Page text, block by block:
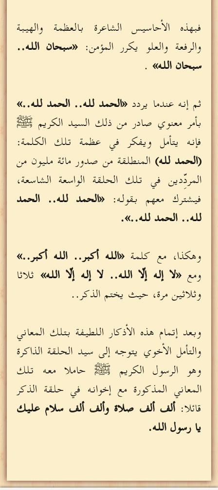
فبهذه الأحاسيس الشاعرة بالعظمة والهيبة
والرفعة والعلو يكرر المؤمن:«سبحان الله..
سبحان الله» .
ثم إنه عندما يردد«الحمد لله.. الحمد لله..»
بأمر معنوي صادر من ذلك السيد الكريم ﷺ
فإنه يتأمل ويفكر في عظمة تلك الكلمة:
(الحمد لله) المنطلقة من صدور مائة مليون من
المردِّدين في تلك الحلقة الواسعة الشاسعة،
فيشترك معهم بقوله:«الحمد لله.. الحمد
لله.. الحمد لله..».
وهكذا، مع كلمة«الله أكبر.. الله أكبر..»
ومع«لا إله إلّا الله.. لا إله إلّا الله»ثلاثا
وثلاثين مرة، حيث يختم الذكر..
وبعد إتمام هذه الأذكار اللطيفة بتلك المعاني
والتأمل الأخوي يتوجه إلى سيد الحلقة الذاكرة
وهو الرسول الكريم ﷺ حاملا معه تلك
المعاني المذكورة مع إخوانه في حلقة الذكر
قائلا:ألف ألف صلاة وألف ألف سلام عليك
يا رسول الله.